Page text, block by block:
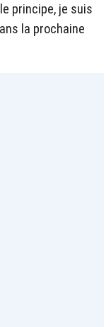
principe, je suis
la prochaine